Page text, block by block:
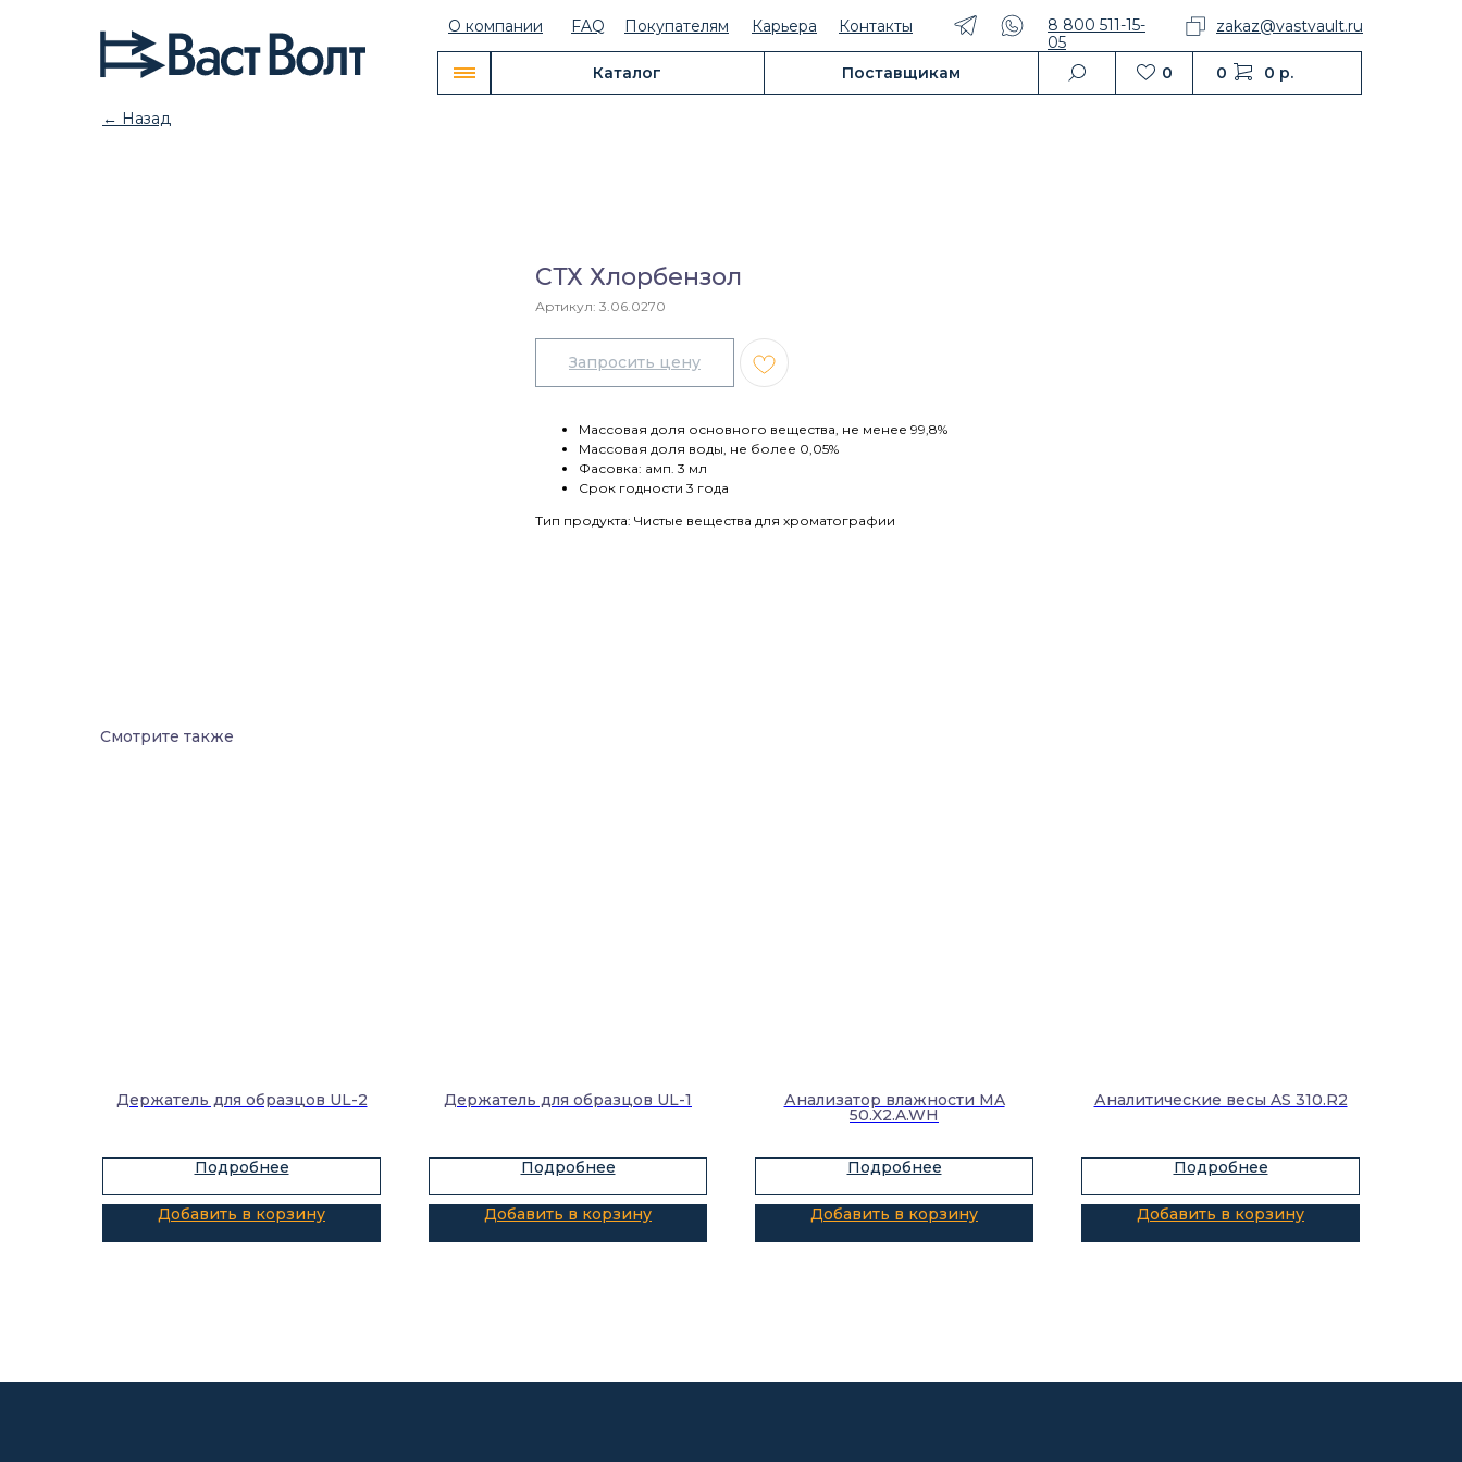
0
О компании Покупателям
FAQ Контакты
8 800 511-15-
05
zakaz@vastvault.ru
0 р.
0
← Назад
Каталог Поставщикам
Карьера
СТХ Хлорбензол
Артикул: 3.06.0270
Массовая доля основного вещества, не менее 99,8%
Массовая доля воды, не более 0,05%
Фасовка: амп. 3 мл
Срок годности 3 года
Тип продукта: Чистые вещества для хроматографии
Смотрите также
Держатель для образцов UL-2
Подробнее
Добавить в корзину
Держатель для образцов UL-1
Подробнее
Добавить в корзину
Анализатор влажности MA
50.X2.A.WH
Подробнее
Добавить в корзину
Аналитические весы AS 310.R2
Подробнее
Добавить в корзину